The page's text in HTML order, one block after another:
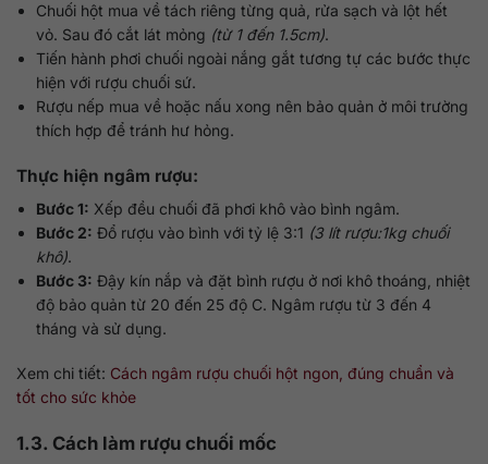
Chuối hột mua về tách riêng từng quả, rửa sạch và lột hết
vỏ. Sau đó cắt lát mỏng (từ 1 đến 1.5cm).
Tiến hành phơi chuối ngoài nắng gắt tương tự các bước thực
hiện với rượu chuối sứ.
Rượu nếp mua về hoặc nấu xong nên bảo quản ở môi trường
thích hợp để tránh hư hỏng.
Thực hiện ngâm rượu:
Bước 1: Xếp đều chuối đã phơi khô vào bình ngâm.
Bước 2: Đổ rượu vào bình với tỷ lệ 3:1 (3 lít rượu:1kg chuối
khô).
Bước 3: Đậy kín nắp và đặt bình rượu ở nơi khô thoáng, nhiệt
độ bảo quản từ 20 đến 25 độ C. Ngâm rượu từ 3 đến 4
tháng và sử dụng.
Xem chi tiết: Cách ngâm rượu chuối hột ngon, đúng chuẩn và
tốt cho sức khỏe
1.3. Cách làm rượu chuối mốc